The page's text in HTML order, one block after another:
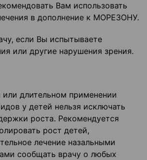
Вам использовать
в дополнение к МОРЕЗОНУ.
если Вы испытываете
или другие нарушения зрения.
длительном применении
у детей нельзя исключать
роста. Рекомендуется
рост детей,
лечение назальными
сообщать врачу о любых